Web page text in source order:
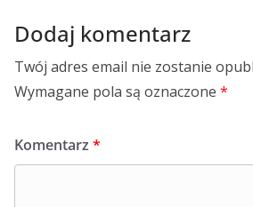
Dodaj komentarz
Twój adres email nie zostanie
Wymagane pola są oznaczone *
Komentarz *